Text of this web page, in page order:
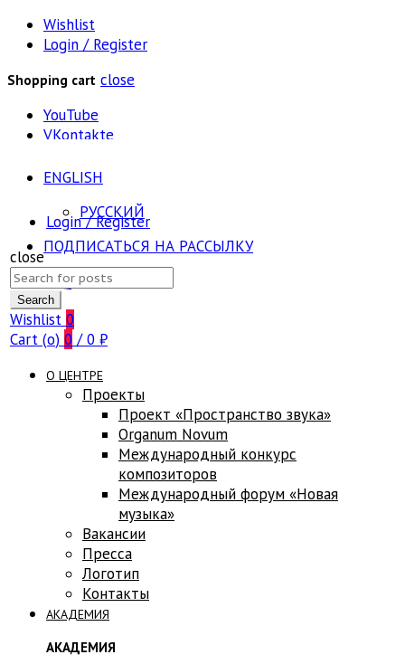
Wishlist
Login / Register
Shopping cart close
YouTube
VKontakte
ENGLISH
РУССКИЙ
ПОДПИСАТЬСЯ НА РАССЫЛКУ
FAQ
Login / Register
close
Search
for:
Search
Wishlist 0
Cart (o) 0 / 0 ₽
О ЦЕНТРЕ
Проекты
Проект «Пространство звука»
Оrganum Novum
Международный конкурс
композиторов
Международный форум «Новая
музыка»
Вакансии
Пресса
Логотип
Контакты
АКАДЕМИЯ
АКАДЕМИЯ